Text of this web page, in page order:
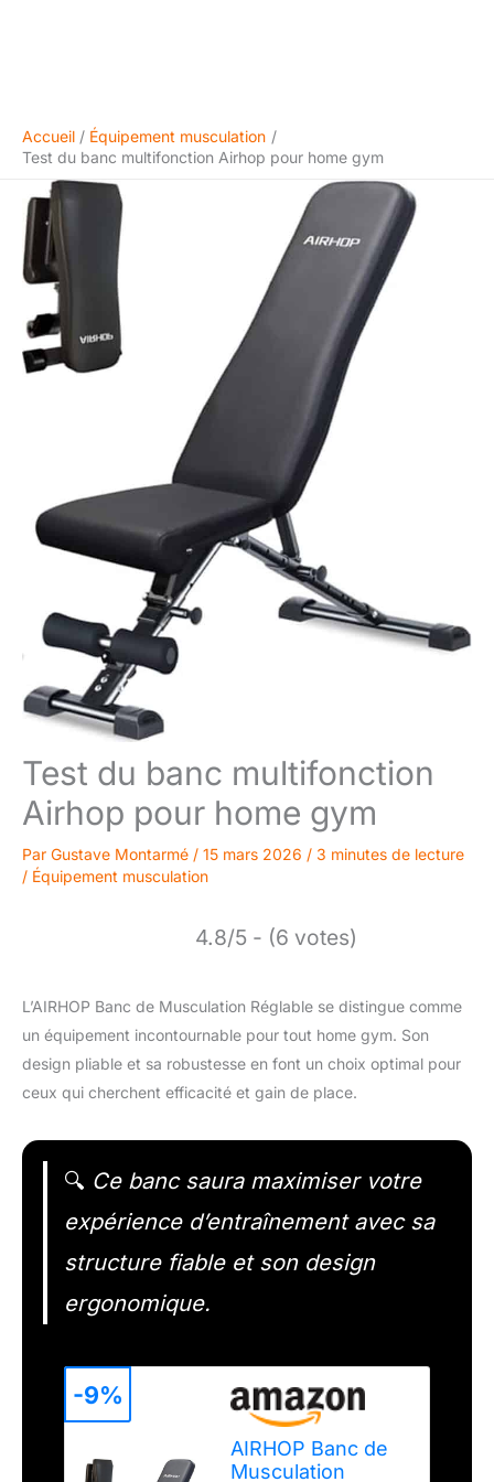
Accueil
Équipement musculation
Test du banc multifonction Airhop pour home gym
Test du banc multifonction
Airhop pour home gym
Par Gustave Montarmé / 15 mars 2026 / 3 minutes de lecture
/ Équipement musculation
4.8/5 - (6 votes)
L’AIRHOP Banc de Musculation Réglable se distingue comme
un équipement incontournable pour tout home gym. Son
design pliable et sa robustesse en font un choix optimal pour
ceux qui cherchent efficacité et gain de place.
🔍 Ce banc saura maximiser votre
expérience d’entraînement avec sa
structure fiable et son design
ergonomique.
AIRHOP Banc de
Musculation
-9%